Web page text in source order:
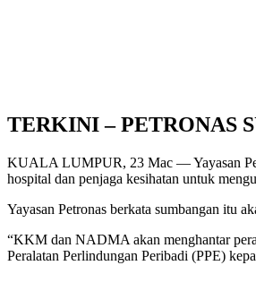
TERKINI – PETRONAS
KUALA LUMPUR, 23 Mac — Yayasan
hospital dan penjaga kesihatan untuk
Yayasan Petronas berkata sumbangan itu
“KKM dan NADMA akan menghantar
Peralatan Perlindungan Peribadi (PPE)